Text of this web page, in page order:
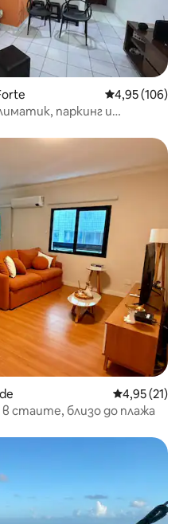
Средна
4,95 (106)
паркинг и
Средна
4,95 (21)
стаите, близо до плажа